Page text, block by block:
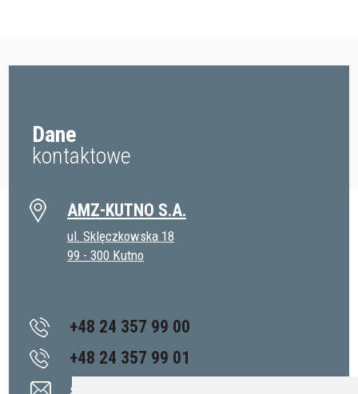
Dane
kontaktowe
AMZ-KUTNO S.A.
ul. Sklęczkowska 18
99 - 300 Kutno
+48 24 357 99 00
+48 24 357 99 01
sekretariat@amz.pl